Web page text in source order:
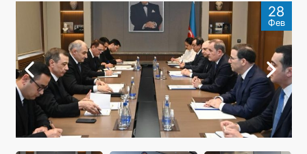
КОНСУЛЬСКИЕ УСЛУГИ
КОНТАКТНЫЕ ДАННЫЕ
28
Фев